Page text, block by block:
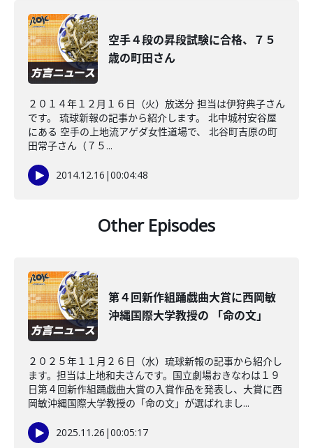
空手４段の昇段試験に合格、７５
歳の町田さん
２０１４年１２月１６日（火）放送分 担当は伊狩典子さん
です。 琉球新報の記事から紹介します。 北中城村安谷屋
にある 空手の上地流アゲダ女性道場で、 北谷町吉原の町
田常子さん（７５...
2014.12.16 |00:04:48
Other Episodes
第４回新作組踊戯曲大賞に西岡敏
沖縄国際大学教授の 「命の文」
２０２５年１１月２６日（水）琉球新報の記事から紹介し
ます。担当は上地和夫さんです。国立劇場おきなわは１９
日第４回新作組踊戯曲大賞の入賞作品を発表し、大賞に西
岡敏沖縄国際大学教授の「命の文」が選ばれまし...
2025.11.26 |00:05:17